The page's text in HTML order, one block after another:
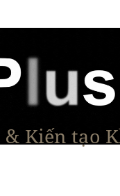
Kiến tạo